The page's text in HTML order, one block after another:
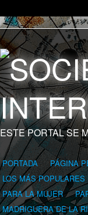
ESTE PORTAL SE
PORTADA PÁGINA
LOS MÁS POPULARES
PARA LA MUJER
MADRIGUERA DE LA